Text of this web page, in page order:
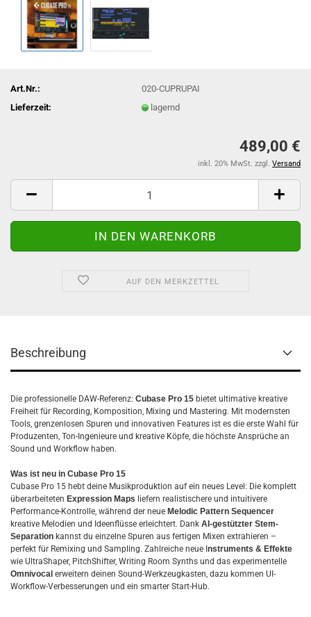
Art.Nr.:
020-CUPRUPAI
Lieferzeit:
lagernd
489,00 €
inkl. 20% MwSt. zzgl. Versand
AUF DEN MERKZETTEL
Beschreibung
Die professionelle DAW-Referenz: Cubase Pro 15 bietet ultimative kreative
Freiheit für Recording, Komposition, Mixing und Mastering. Mit modernsten
Tools, grenzenlosen Spuren und innovativen Features ist es die erste Wahl für
Produzenten, Ton-Ingenieure und kreative Köpfe, die höchste Ansprüche an
Sound und Workflow haben.
Was ist neu in Cubase Pro 15
Cubase Pro 15 hebt deine Musikproduktion auf ein neues Level: Die komplett
überarbeiteten Expression Maps liefern realistischere und intuitivere
Performance-Kontrolle, während der neue Melodic Pattern Sequencer
kreative Melodien und Ideenflüsse erleichtert. Dank AI-gestützter Stem-
Separation kannst du einzelne Spuren aus fertigen Mixen extrahieren –
perfekt für Remixing und Sampling. Zahlreiche neue I nstruments & Effekte
wie UltraShaper, PitchShifter, Writing Room Synths und das experimentelle
Omnivocal erweitern deinen Sound-Werkzeugkasten, dazu kommen UI-
Workflow-Verbesserungen und ein smarter Start-Hub.